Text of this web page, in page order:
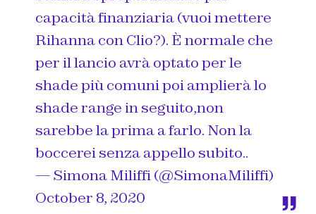
capacità finanziaria (vuoi mettere
Rihanna con Clio?). È normale che
per il lancio avrà optato per le
shade più comuni poi amplierà lo
shade range in seguito,non
sarebbe la prima a farlo. Non la
boccerei senza appello subito..
— Simona Miliffi (@SimonaMiliffi)
October 8, 2020